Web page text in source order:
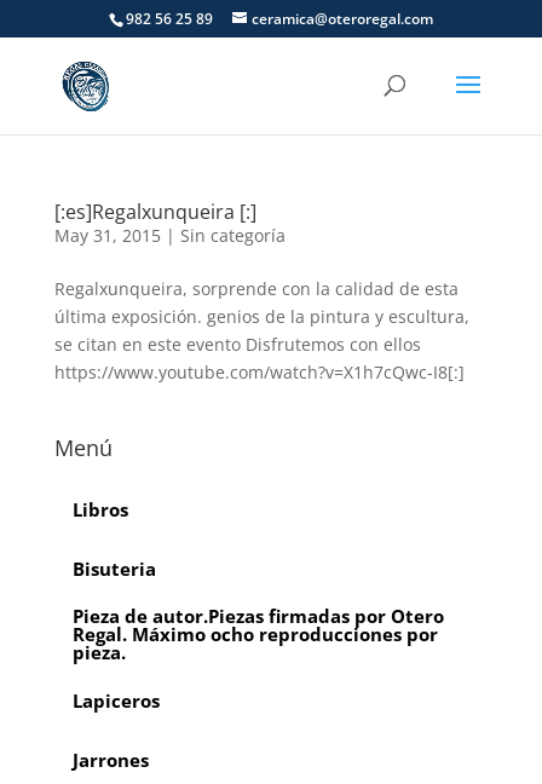
982 56 25 89 ceramica@oteroregal.com
[:es]Regalxunqueira [:]
May 31, 2015| Sin categoría
Regalxunqueira, sorprende con la calidad de esta
última exposición. genios de la pintura y escultura,
se citan en este evento Disfrutemos con ellos
https://www.youtube.com/watch?v=X1h7cQwc-I8[:]
Menú
Libros
Bisuteria
Pieza de autor.Piezas firmadas por Otero
Regal. Máximo ocho reproducciones por
pieza.
Lapiceros
Jarrones